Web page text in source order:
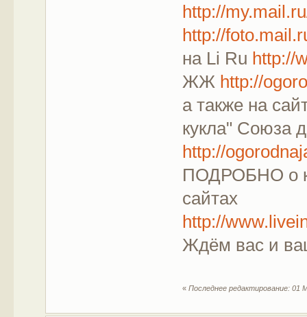
http://
http://
на Li Ru http://
ЖЖ http://
а также на
кукла" Союза
http://
ПОДРОБНО о
сайтах
http://
Ждём вас и
«Последнее редактирование: 01